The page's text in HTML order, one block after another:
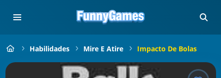
Habilidades Mire E Atire Impacto De Bolas